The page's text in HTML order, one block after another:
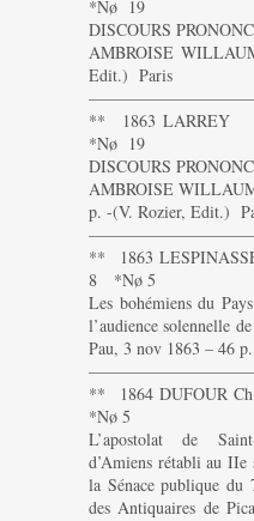
*Nø 19
DISCOURS
AMBROISE
Edit.) Paris
** 1863 LARREY
*Nø 19
DISCOURS
AMBROISE
p. -(V. Rozier, Edit.)
** 1863
8 *Nø 5
Les bohémiens du
l’audience solennelle
Pau, 3 nov 1863 – 46
** 1864 DUFOUR
*Nø 5
L’apostolat de
d’Amiens rétabli au IIe
la Sénace publique du
des Antiquaires de